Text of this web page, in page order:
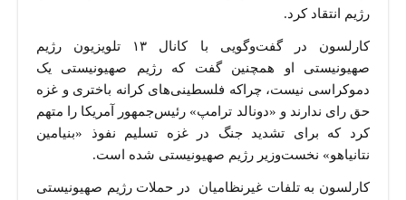
رژیم انتقاد کرد.
کارلسون در گفت‌وگویی با کانال ۱۳ تلویزیون رژیم
صهیونیستی او همچنین گفت که رژیم صهیونیستی یک
دموکراسی نیست، چراکه فلسطینی‌های کرانه باختری و غزه
حق رای ندارند و «دونالد ترامپ» رئیس‌جمهور آمریکا را متهم
کرد که برای تشدید جنگ در غزه تسلیم نفوذ «بنیامین
نتانیاهو» نخست‌وزیر رژیم صهیونیستی شده است.
کارلسون به تلفات غیرنظامیان در حملات رژیم صهیونیستی